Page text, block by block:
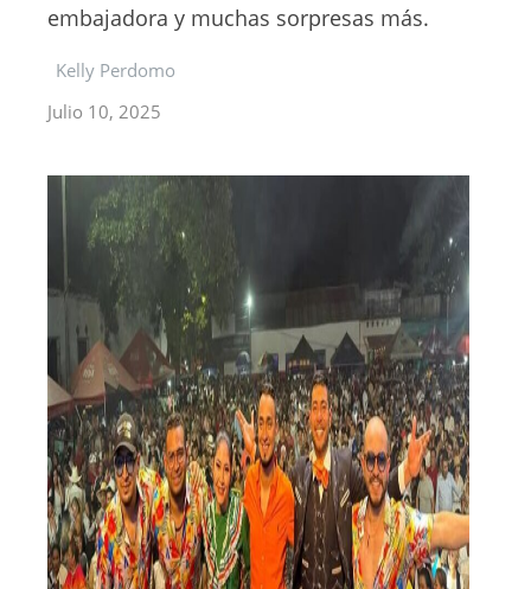
embajadora y muchas sorpresas más.
Kelly Perdomo
Julio 10, 2025